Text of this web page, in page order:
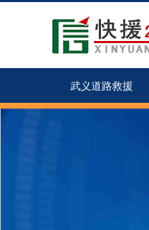
武义道路救援